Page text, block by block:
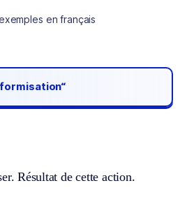
en français
Résultat de cette action.